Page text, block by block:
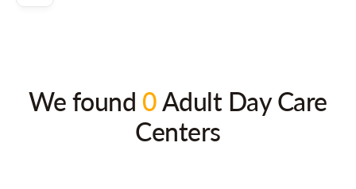
We found 0Adult Day Care
Centers